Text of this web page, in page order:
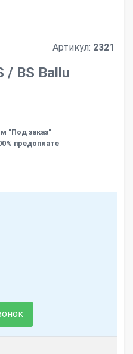
Артикул: 2321
/ BS Ballu
"Под заказ"
предоплате